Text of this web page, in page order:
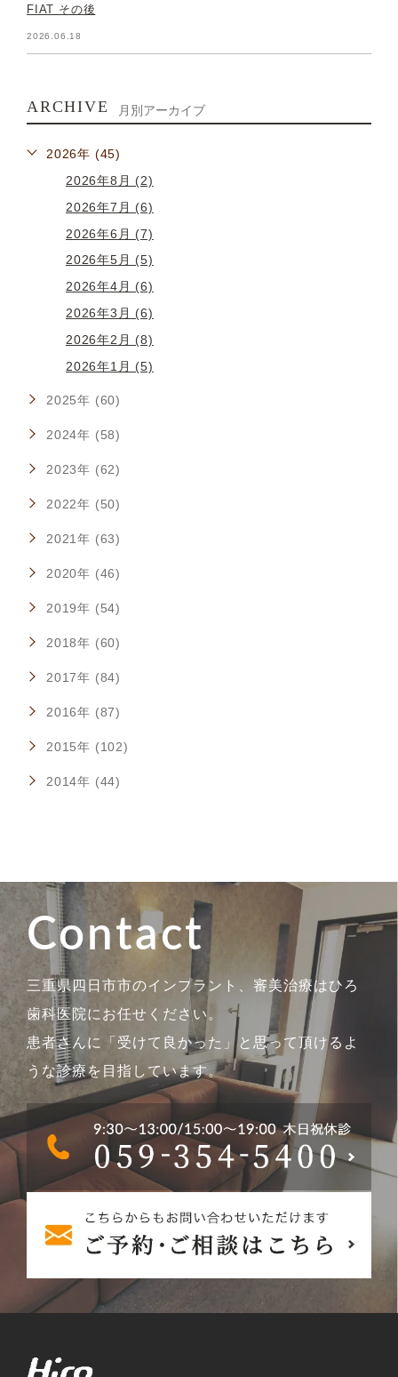
FIAT その後
2026.06.18
ARCHIVE 月別アーカイブ
2026年 (45)
2026年8月 (2)
2026年7月 (6)
2026年6月 (7)
2026年5月 (5)
2026年4月 (6)
2026年3月 (6)
2026年2月 (8)
2026年1月 (5)
2025年 (60)
2024年 (58)
2023年 (62)
2022年 (50)
2021年 (63)
2020年 (46)
2019年 (54)
2018年 (60)
2017年 (84)
2016年 (87)
2015年 (102)
2014年 (44)
Contact
三重県四日市市のインプラント、審美治療はひろ
歯科医院にお任せください。
患者さんに「受けて良かった」と思って頂けるよ
うな診療を目指しています。